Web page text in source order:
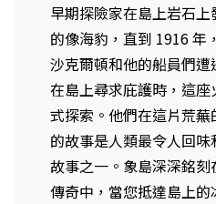
早期探險家在島上岩石
的像海豹，直到 1916 年
沙克爾頓和他的船員們遭
在島上尋求庇護時，這
式探索。他們在這片荒
的故事是人類最令人回味
故事之一。象島深深銘刻
傳奇中，當您抵達島上的